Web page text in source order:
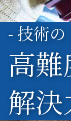
- 技術
高
解決